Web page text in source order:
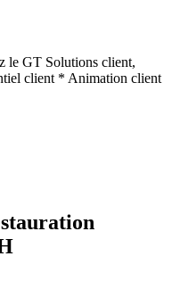
le GT Solutions client,
client * Animation client